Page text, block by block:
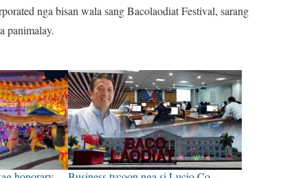
nga bisan wala sang Bacolaodiat Festival, sarang
panimalay.